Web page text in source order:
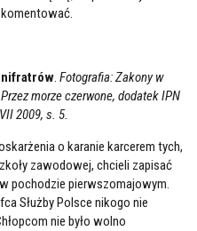
. Fotografia: Zakony w
morze czerwone, dodatek IPN
2009, s. 5.
o karanie karcerem tych,
zawodowej, chcieli zapisać
pochodzie pierwszomajowym.
Służby Polsce nikogo nie
nie było wolno